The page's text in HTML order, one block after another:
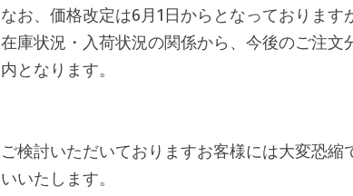
なお、価格改定は6月1日からとなっておりま
在庫状況・入荷状況の関係から、今後のご注
内となります。
ご検討いただいておりますお客様には大変恐
いいたします。